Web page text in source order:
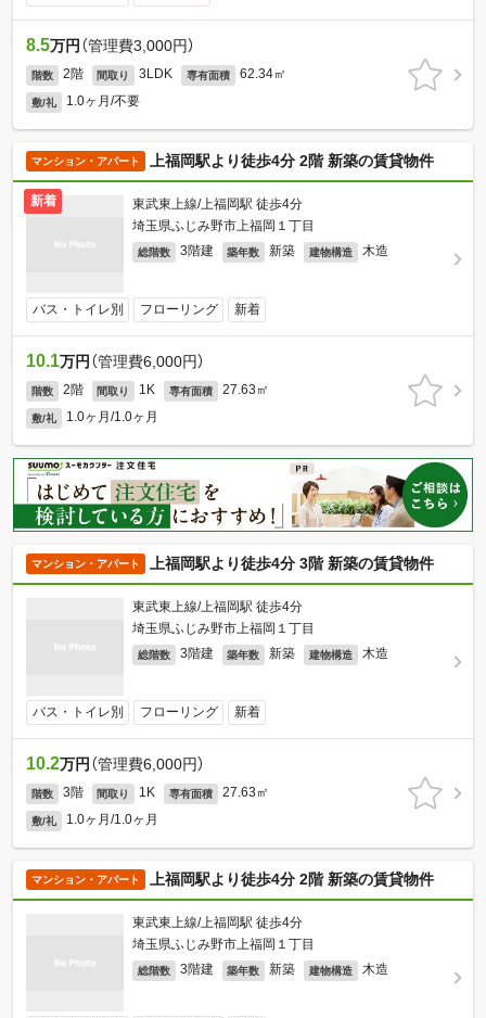
8.5万円 （管理費3,000円）
階数 2階 間取り 3LDK 専有面積 62.34㎡
敷/礼 1.0ヶ月/不要
マンション・アパート 上福岡駅より徒歩4分 2階 新築の賃貸物件
新着
東武東上線/上福岡駅 徒歩4分
埼玉県ふじみ野市上福岡１丁目
総階数 3階建 築年数 新築 建物構造 木造
バス・トイレ別 フローリング 新着
10.1万円 （管理費6,000円）
階数 2階 間取り 1K 専有面積 27.63㎡
敷/礼 1.0ヶ月/1.0ヶ月
マンション・アパート 上福岡駅より徒歩4分 3階 新築の賃貸物件
東武東上線/上福岡駅 徒歩4分
埼玉県ふじみ野市上福岡１丁目
総階数 3階建 築年数 新築 建物構造 木造
バス・トイレ別 フローリング 新着
10.2万円 （管理費6,000円）
階数 3階 間取り 1K 専有面積 27.63㎡
敷/礼 1.0ヶ月/1.0ヶ月
マンション・アパート 上福岡駅より徒歩4分 2階 新築の賃貸物件
東武東上線/上福岡駅 徒歩4分
埼玉県ふじみ野市上福岡１丁目
総階数 3階建 築年数 新築 建物構造 木造